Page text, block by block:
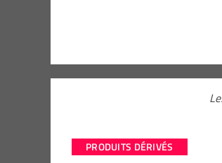
PRODUITS DÉRIVÉS